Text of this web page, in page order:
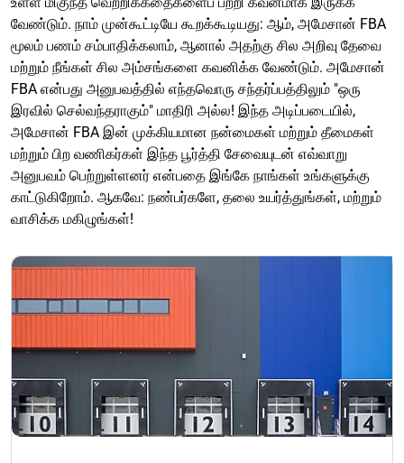
வேண்டும். நாம் முன்கூட்டியே கூறக்கூடியது: ஆம், அமேசான் FBA
மூலம் பணம் சம்பாதிக்கலாம், ஆனால் அதற்கு சில அறிவு தேவை
மற்றும் நீங்கள் சில அம்சங்களை கவனிக்க வேண்டும். அமேசான்
FBA என்பது அனுபவத்தில் எந்தவொரு சந்தர்ப்பத்திலும் "ஒரு
இரவில் செல்வந்தராகும்" மாதிரி அல்ல! இந்த அடிப்படையில்,
அமேசான் FBA இன் முக்கியமான நன்மைகள் மற்றும் தீமைகள்
மற்றும் பிற வணிகர்கள் இந்த பூர்த்தி சேவையுடன் எவ்வாறு
அனுபவம் பெற்றுள்ளனர் என்பதை இங்கே நாங்கள் உங்களுக்கு
காட்டுகிறோம். ஆகவே: நண்பர்களே, தலை உயர்த்துங்கள், மற்றும்
வாசிக்க மகிழுங்கள்!